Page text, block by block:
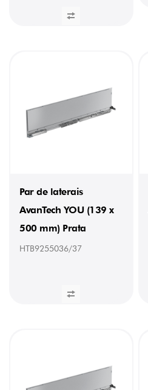
Par de laterais
AvanTech YOU (139 x
500 mm) Prata
HTB9255036/37